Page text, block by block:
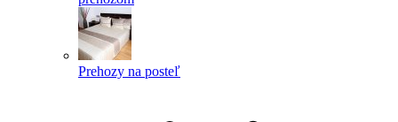
Prehozy na posteľ